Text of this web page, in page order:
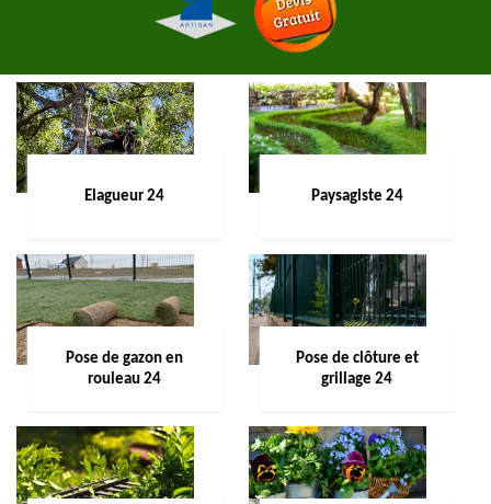
Elagueur 24 Paysagiste 24
Pose de gazon en
rouleau 24
Pose de clôture et
grillage 24